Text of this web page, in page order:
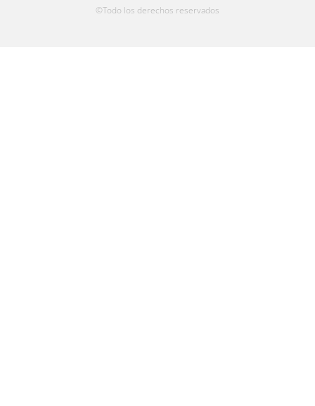
©Todo los derechos reservados